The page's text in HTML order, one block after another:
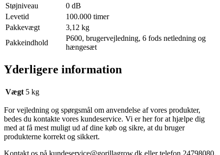
Støjniveau
0 dB
Levetid
100.000 timer
Pakkevægt
3,12 kg
Pakkeindhold
P600, brugervejledning, 6 fods netledning og
hængesæt
Yderligere information
Vægt 5 kg
For vejledning og spørgsmål om anvendelse af vores produkter,
bedes du kontakte vores kundeservice. Vi er her for at hjælpe dig
med at få mest muligt ud af dine køb og sikre, at du bruger
produkterne korrekt og sikkert.